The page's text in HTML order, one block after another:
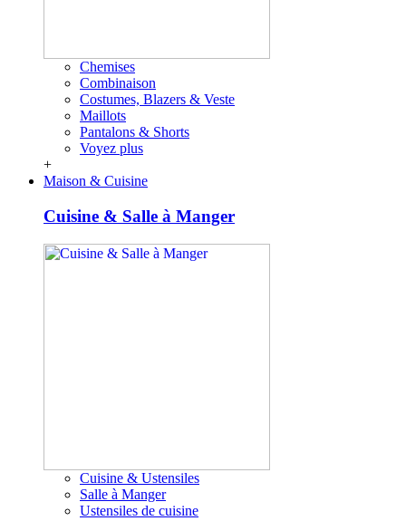
Chemises
Combinaison
Costumes, Blazers & Veste
Maillots
Pantalons & Shorts
Voyez plus
+
Maison & Cuisine
Cuisine & Salle à Manger
Cuisine & Ustensiles
Salle à Manger
Ustensiles de cuisine